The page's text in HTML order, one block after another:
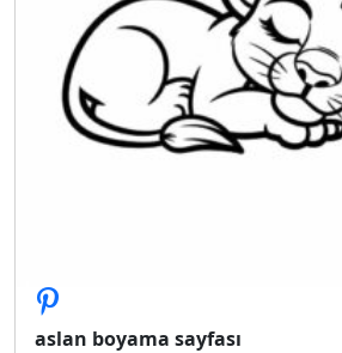
aslan boyama sayfası